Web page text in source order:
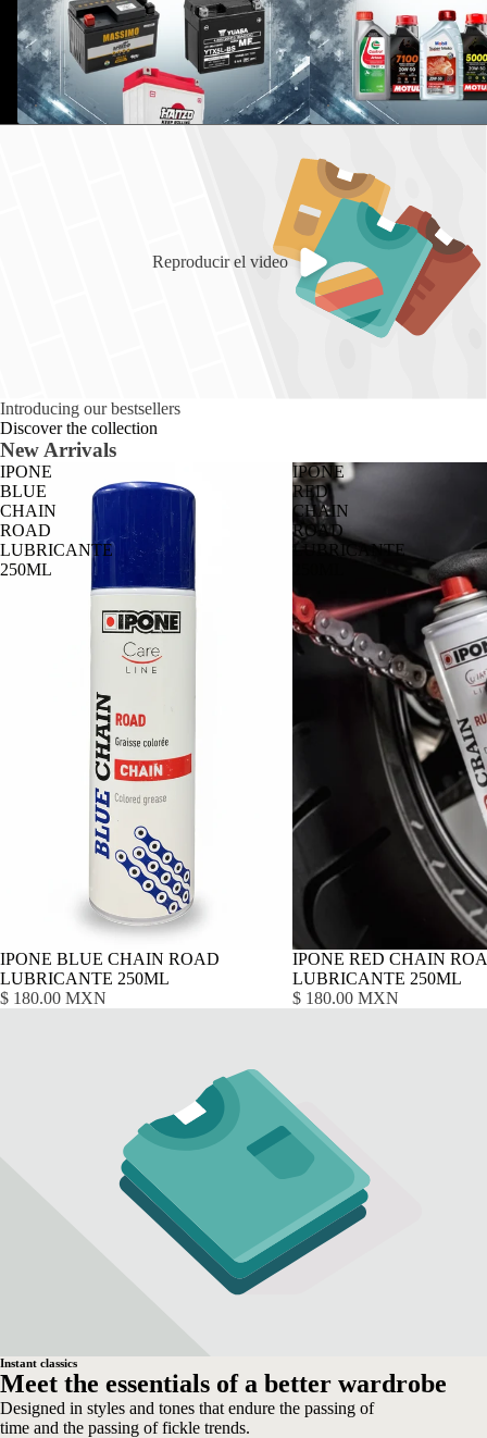
Reproducir el video
Introducing our bestsellers
Discover the collection
New Arrivals
IPONE
BLUE
CHAIN
ROAD
LUBRICANTE
250ML
IPONE BLUE CHAIN ROAD
LUBRICANTE 250ML
$ 180.00 MXN
IPONE
RED
CHAIN
ROAD
LUBRICANTE
IPONE RED CHAIN
LUBRICANTE 250ML
$ 180.00 MXN
Instant classics
Meet the essentials of a better wardrobe
Designed in styles and tones that endure the passing of
time and the passing of fickle trends.